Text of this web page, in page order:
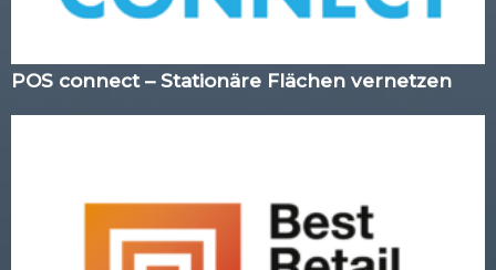
POS connect – Stationäre Flächen vernetzen